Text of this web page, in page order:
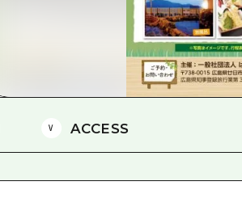
ACCESS